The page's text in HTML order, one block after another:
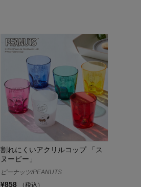
割れにくいアクリルコップ 「ス
ヌーピー」
ピーナッツ/PEANUTS
¥858 （税込）